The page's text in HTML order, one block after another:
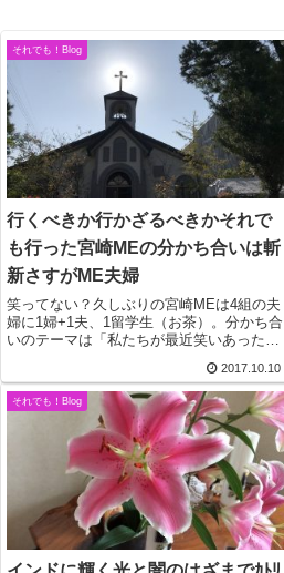
それでも！Blog
行くべきか行かざるべきかそれで
も行った宮崎MEの分かち合いは斬
新さすがME夫婦
笑ってない？久しぶりの宮崎MEは4組の夫
婦に1婦+1夫、1留学生（お茶）。分かち合
いのテーマは「私たちが最近笑いあったの
感じか？」夫婦たちの笑いは、なるほど楽
しいものだったが、ボクの場合、さすがに
落ち込...
2017.10.10
それでも！Blog